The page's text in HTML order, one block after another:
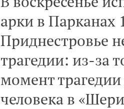
арки в Парканах
Приднестровье
трагедии: из-за
момент трагедии
человека в